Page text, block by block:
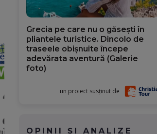
Grecia pe care nu o găsești în
pliantele turistice. Dincolo de
traseele obișnuite începe
adevărata aventură (Galerie
foto)
un proiect susținut de
OPINII ȘI ANALIZE